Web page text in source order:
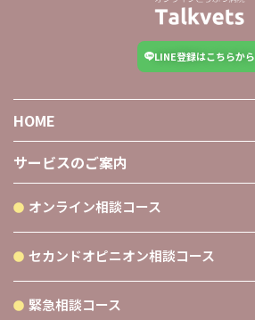
LINE登録はこちらから
HOME
サービスのご案内
オンライン相談コース
セカンドオピニオン相談コース
緊急相談コース